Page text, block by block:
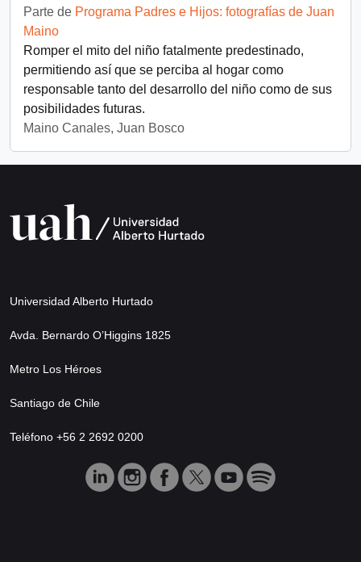
Parte de Programa Padres e Hijos: fotografías de Juan
Maino
Romper el mito del niño fatalmente predestinado,
permitiendo así que se perciba al hogar como
responsable tanto del desarrollo del niño como de sus
posibilidades futuras.
Maino Canales, Juan Bosco
Universidad Alberto Hurtado
Avda. Bernardo O’Higgins 1825
Metro Los Héroes
Santiago de Chile
Teléfono +56 2 2692 0200